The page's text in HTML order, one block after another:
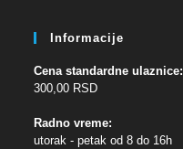
Informacije
Cena standardne ulaznice:
300,00 RSD
Radno vreme:
utorak - petak od 8 do 16h